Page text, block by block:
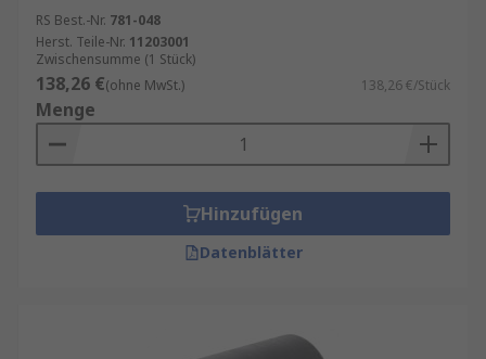
RS Best.-Nr. 781-048
Herst. Teile-Nr. 11203001
Zwischensumme (1 Stück)
138,26 €(ohne MwSt.) 138,26 €/Stück
Menge
Hinzufügen
Datenblätter